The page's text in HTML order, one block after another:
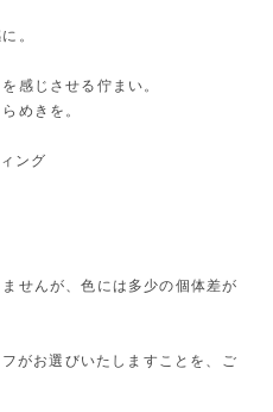
。
感じさせる佇まい。
めきを。
ング
せんが、色には多少の個体差が
がお選びいたしますことを、ご